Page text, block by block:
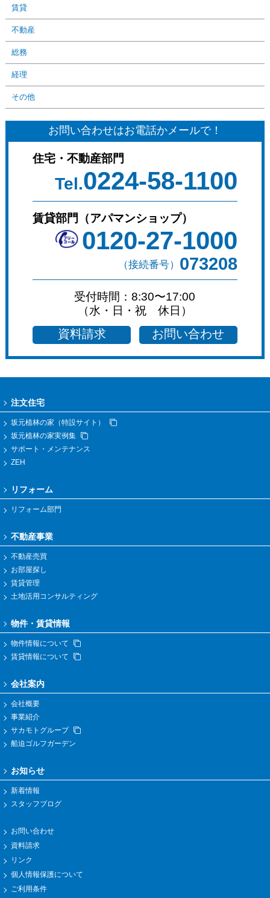
賃貸
不動産
総務
経理
その他
お問い合わせはお電話かメールで！
住宅・不動産部門
Tel.0224-58-1100
賃貸部門（アパマンショップ）
0120-27-1000
（接続番号） 073208
受付時間：8:30〜17:00
（水・日・祝 休日）
資料請求 お問い合わせ
注文住宅
坂元植林の家（特設サイト）
坂元植林の家実例集
サポート・メンテナンス
ZEH
リフォーム
リフォーム部門
不動産事業
不動産売買
お部屋探し
賃貸管理
土地活用コンサルティング
物件・賃貸情報
物件情報について
賃貸情報について
会社案内
会社概要
事業紹介
サカモトグループ
船迫ゴルフガーデン
お知らせ
新着情報
スタッフブログ
お問い合わせ
資料請求
リンク
個人情報保護について
ご利用条件